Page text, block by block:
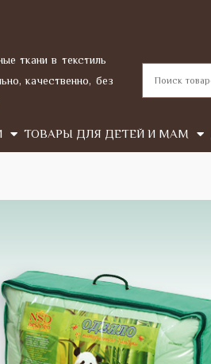
ткани в текстиль
качественно, без
ТОВАРЫ ДЛЯ ДЕТЕЙ И МАМ